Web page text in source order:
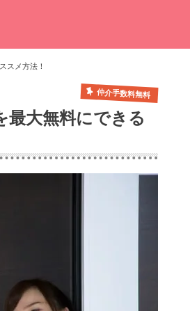
スメ方法！
仲介手数料無料
最大無料にできる